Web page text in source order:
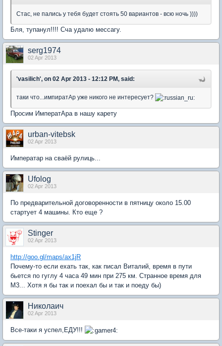
Стас, не пались у тебя будет стоять 50 вариантов - всю ночь ))))
Бля, тупанул!!!! Сча удалю мессагу.
serg1974
02 Apr 2013
'vasilich', on 02 Apr 2013 - 12:12 PM, said:
таки что...импиратАр уже никого не интересует?
Просим ИмператАра в нашу карету
urban-vitebsk
02 Apr 2013
Императар на сваёй рулиць...
Ufolog
02 Apr 2013
По предварительной договоренности в пятницу около 15.00
стартует 4 машины. Кто еще ?
Stinger
02 Apr 2013
http://goo.gl/maps/ax1jR
Почему-то если ехать так, как писал Виталий, время в пути
бьется по гуглу 4 часа 49 мин при 275 км. Странное время для
М3... Хотя я бы так и поехал бы и так и поеду бы)
Николаич
02 Apr 2013
Все-таки я успел,ЕДУ!!!